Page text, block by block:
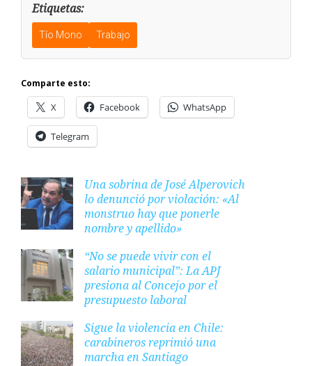
Etiquetas:
Tío Mono Trabajo
Comparte esto:
X Facebook WhatsApp
Telegram
Una sobrina de José Alperovich
lo denunció por violación: «Al
monstruo hay que ponerle
nombre y apellido»
“No se puede vivir con el
salario municipal”: La APJ
presiona al Concejo por el
presupuesto laboral
Sigue la violencia en Chile:
carabineros reprimió una
marcha en Santiago